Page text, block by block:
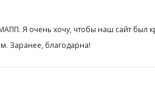
Я очень хочу, чтобы наш сайт
Заранее, благодарна!